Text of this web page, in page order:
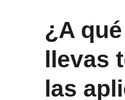
¿A
llevas
las